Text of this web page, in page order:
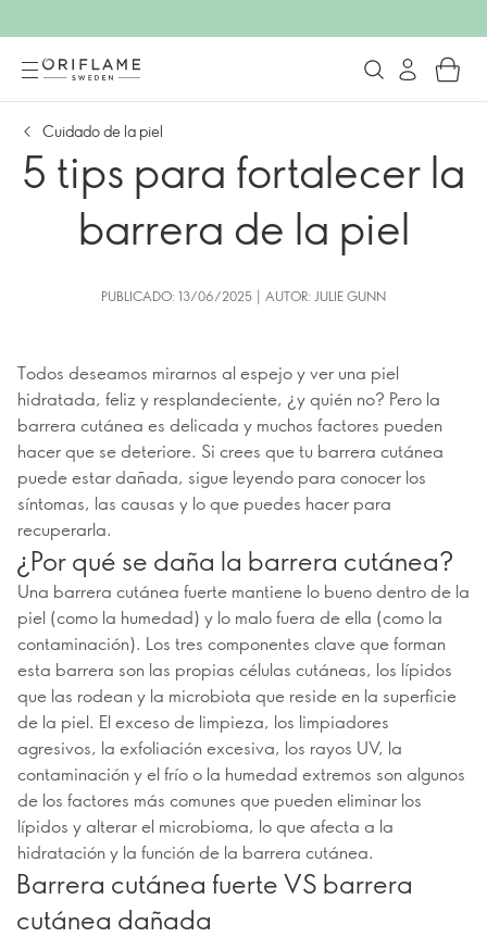
Cuidado de la piel
5 tips para fortalecer la
barrera de la piel
PUBLICADO: 13/06/2025 | AUTOR: JULIE GUNN
Todos deseamos mirarnos al espejo y ver una piel
hidratada, feliz y resplandeciente, ¿y quién no? Pero la
barrera cutánea es delicada y muchos factores pueden
hacer que se deteriore. Si crees que tu barrera cutánea
puede estar dañada, sigue leyendo para conocer los
síntomas, las causas y lo que puedes hacer para
recuperarla.
¿Por qué se daña la barrera cutánea?
Una barrera cutánea fuerte mantiene lo bueno dentro de la
piel (como la humedad) y lo malo fuera de ella (como la
contaminación). Los tres componentes clave que forman
esta barrera son las propias células cutáneas, los lípidos
que las rodean y la microbiota que reside en la superficie
de la piel. El exceso de limpieza, los limpiadores
agresivos, la exfoliación excesiva, los rayos UV, la
contaminación y el frío o la humedad extremos son algunos
de los factores más comunes que pueden eliminar los
lípidos y alterar el microbioma, lo que afecta a la
hidratación y la función de la barrera cutánea.
Barrera cutánea fuerte VS barrera
cutánea dañada